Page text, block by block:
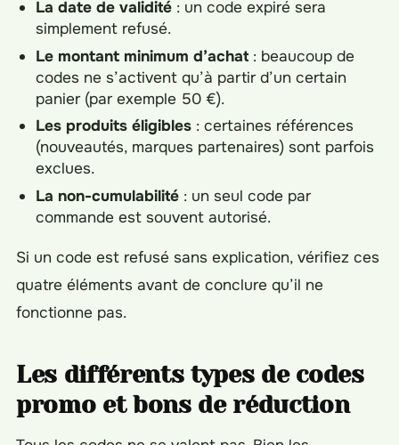
La date de validité : un code expiré sera
simplement refusé.
Le montant minimum d’achat : beaucoup de
codes ne s’activent qu’à partir d’un certain
panier (par exemple 50 €).
Les produits éligibles : certaines références
(nouveautés, marques partenaires) sont parfois
exclues.
La non-cumulabilité : un seul code par
commande est souvent autorisé.
Si un code est refusé sans explication, vérifiez ces
quatre éléments avant de conclure qu’il ne
fonctionne pas.
Les différents types de codes
promo et bons de réduction